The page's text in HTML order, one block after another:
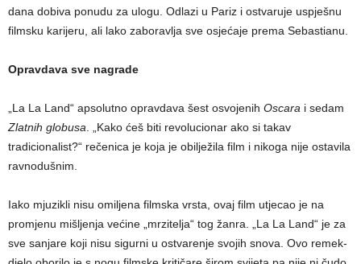
dana dobiva ponudu za ulogu. Odlazi u Pariz i ostvaruje uspješnu
filmsku karijeru, ali lako zaboravlja sve osjećaje prema Sebastianu.
Opravdava sve nagrade
„La La Land“ apsolutno opravdava šest osvojenih Oscara i sedam
Zlatnih globusa . „Kako ćeš biti revolucionar ako si takav
tradicionalist?“ rečenica je koja je obilježila film i nikoga nije ostavila
ravnodušnim.
Iako mjuzikli nisu omiljena filmska vrsta, ovaj film utjecao je na
promjenu mišljenja većine „mrzitelja“ tog žanra. „La La Land“ je za
sve sanjare koji nisu sigurni u ostvarenje svojih snova. Ovo remek-